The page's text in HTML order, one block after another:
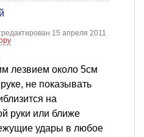
15 апреля 2011
лезвием около 5см
не показывать
на
руки или ближе
удары в любое